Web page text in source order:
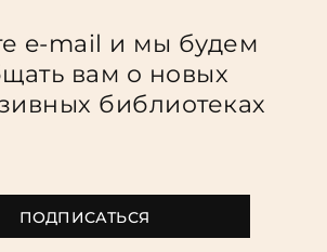
e-mail и мы будем
вам о новых
библиотеках
ПОДПИСАТЬСЯ